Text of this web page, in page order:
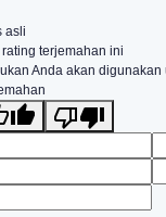
asli
terjemahan ini
Anda akan